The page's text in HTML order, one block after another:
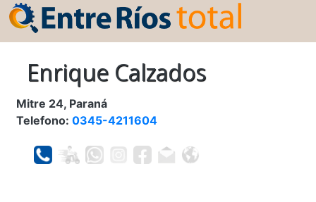
Enrique Calzados
Mitre 24, Paraná
Telefono: 0345-4211604